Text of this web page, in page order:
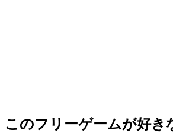
このフリーゲームが好